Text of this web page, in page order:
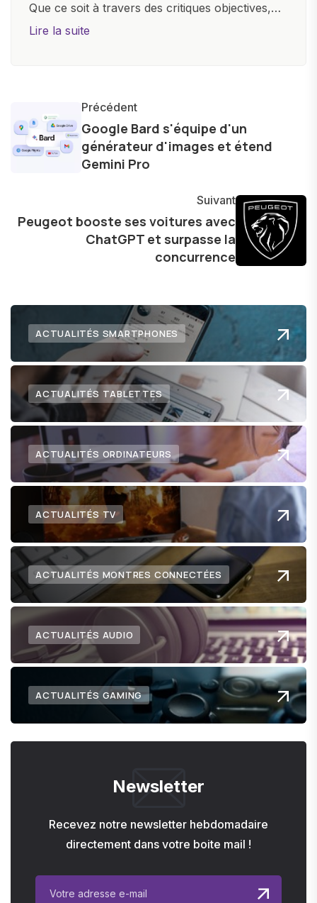
Que ce soit à travers des critiques objectives,
des guides d'achat ou des analyses
lumière les aspects pratiques de ces
innovations. Mon travail consiste également à
partager des réflexions sur l'impact de la
technologie sur notre vie quotidienne et à
Lire la suite
Précédent
Google Bard s'équipe d'un
générateur d'images et étend
Gemini Pro
Suivant
Peugeot booste ses voitures avec
ChatGPT et surpasse la
concurrence
ACTUALITÉS SMARTPHONES
ACTUALITÉS TABLETTES
ACTUALITÉS ORDINATEURS
ACTUALITÉS TV
ACTUALITÉS MONTRES CONNECTÉES
ACTUALITÉS AUDIO
ACTUALITÉS GAMING
Newsletter
Recevez notre newsletter hebdomadaire
directement dans votre boite mail !